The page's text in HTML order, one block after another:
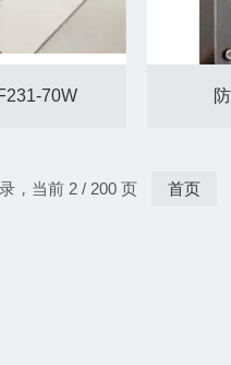
70W
，当前 2 / 200 页 首页